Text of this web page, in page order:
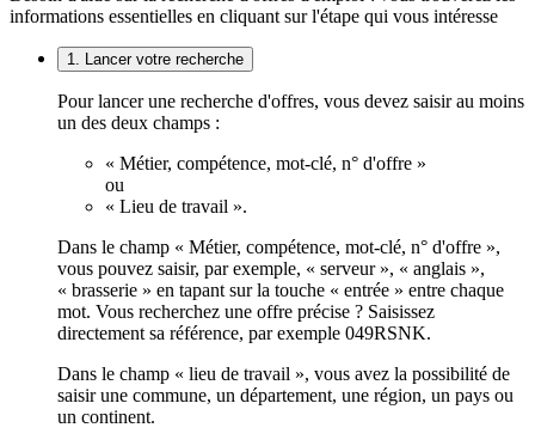
informations essentielles en cliquant sur l'étape qui vous intéresse
1. Lancer votre recherche
Pour lancer une recherche d'offres, vous devez saisir au moins
un des deux champs :
« Métier, compétence, mot-clé, n° d'offre »
ou
« Lieu de travail ».
Dans le champ « Métier, compétence, mot-clé, n° d'offre »,
vous pouvez saisir, par exemple, « serveur », « anglais »,
« brasserie » en tapant sur la touche « entrée » entre chaque
mot. Vous recherchez une offre précise ? Saisissez
directement sa référence, par exemple 049RSNK.
Dans le champ « lieu de travail », vous avez la possibilité de
saisir une commune, un département, une région, un pays ou
un continent.